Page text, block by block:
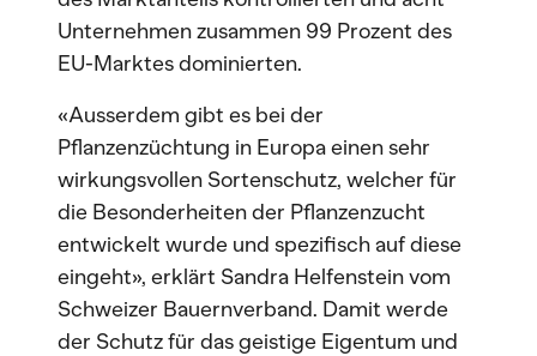
Unternehmen zusammen 99 Prozent des
EU-Marktes dominierten.
«Ausserdem gibt es bei der
Pflanzenzüchtung in Europa einen sehr
wirkungsvollen Sortenschutz, welcher für
die Besonderheiten der Pflanzenzucht
entwickelt wurde und spezifisch auf diese
eingeht», erklärt Sandra Helfenstein vom
Schweizer Bauernverband. Damit werde
der Schutz für das geistige Eigentum und